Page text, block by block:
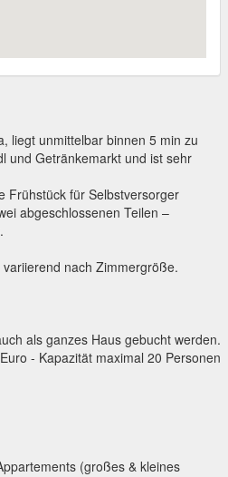
liegt unmittelbar binnen 5 min zu
und Getränkemarkt und ist sehr
Frühstück für Selbstversorger
abgeschlossenen Teilen –
nach Zimmergröße.
als ganzes Haus gebucht werden.
- Kapazität maximal 20 Personen
(großes & kleines